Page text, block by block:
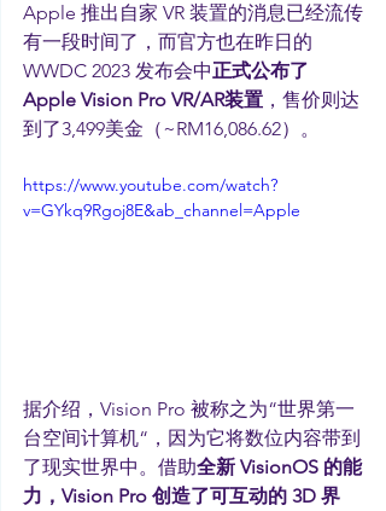
Apple 推出自家 VR 装置的消息已经流传
有一段时间了，而官方也在昨日的
WWDC 2023 发布会中正式公布了
Apple Vision Pro VR/AR装置 ，售价则达
到了3,499美金（~RM16,086.62）。
https://www.youtube.com/watch?
v=GYkq9Rgoj8E&ab_channel=Apple
据介绍，Vision Pro 被称之为“世界第一
台空间计算机“，因为它将数位内容带到
了现实世界中。借助全新 VisionOS 的能
力，Vision Pro 创造了可互动的 3D 界